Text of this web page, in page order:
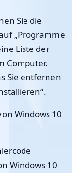
Sie die
„Programme
Liste der
Computer.
Sie entfernen
Windows 10
Windows 10